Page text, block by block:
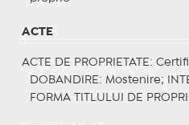
ACTE
ACTE DE PROPRIETATE :
DOBANDIRE : Mostenire;
FORMA TITLULUI DE